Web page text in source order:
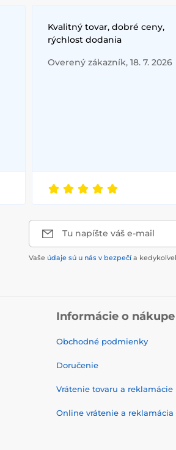
Kvalitný tovar, dobré ceny,
rýchlost dodania
Overený zákazník, 18. 7. 2026
Tu napíšte váš e-mail
Vaše údaje sú u nás v bezpečí a
Informácie o nákupe
Obchodné podmienky
Doručenie
Vrátenie tovaru a reklamácie
Online vrátenie a reklamácia